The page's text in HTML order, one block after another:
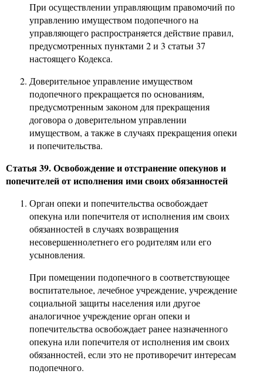
При осуществлении управляющим правомочий по
управлению имуществом подопечного на
управляющего распространяется действие правил,
предусмотренных пунктами 2 и 3 статьи 37
настоящего Кодекса.
Доверительное управление имуществом
подопечного прекращается по основаниям,
предусмотренным законом для прекращения
договора о доверительном управлении
имуществом, а также в случаях прекращения опеки
и попечительства.
Статья 39. Освобождение и отстранение опекунов и
попечителей от исполнения ими своих обязанностей
Орган опеки и попечительства освобождает
опекуна или попечителя от исполнения им своих
обязанностей в случаях возвращения
несовершеннолетнего его родителям или его
усыновления.
При помещении подопечного в соответствующее
воспитательное, лечебное учреждение, учреждение
социальной защиты населения или другое
аналогичное учреждение орган опеки и
попечительства освобождает ранее назначенного
опекуна или попечителя от исполнения им своих
обязанностей, если это не противоречит интересам
подопечного.